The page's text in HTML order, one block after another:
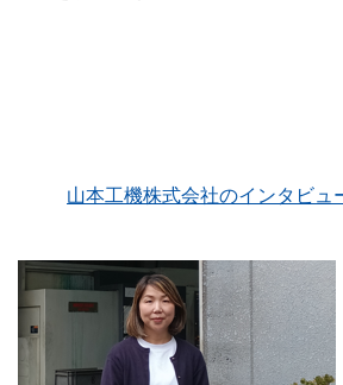
山本工機株式会社のインタビュ